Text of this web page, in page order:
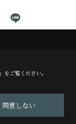
」をご覧ください。
同意しない